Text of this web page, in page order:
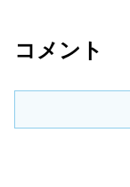
コメント